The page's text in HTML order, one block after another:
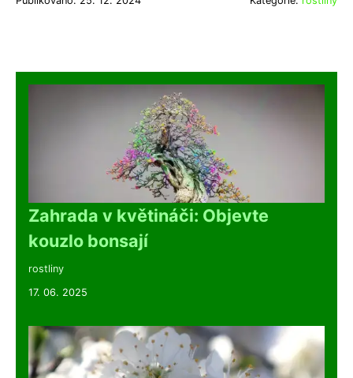
Zahrada v květináči: Objevte
kouzlo bonsají
rostliny
17. 06. 2025